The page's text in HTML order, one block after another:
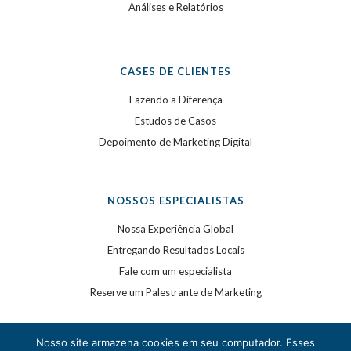
Análises e Relatórios
CASES DE CLIENTES
Fazendo a Diferença
Estudos de Casos
Depoimento de Marketing Digital
NOSSOS ESPECIALISTAS
Nossa Experiência Global
Entregando Resultados Locais
Fale com um especialista
Reserve um Palestrante de Marketing
Nosso site armazena cookies em seu computador. Esses